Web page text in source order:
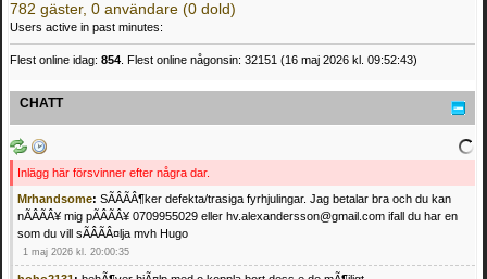
782 gäster, 0 användare (0 dold)
Users active in past minutes:
Flest online idag: 854 . Flest online någonsin: 32151 (16 maj 2026 kl. 09:52:43)
CHATT
Inlägg här försvinner efter några dar.
Mrhandsome: SÃÂÃÂ¶ker defekta/trasiga fyrhjulingar. Jag betalar bra och du kan
nÃÂÃÂ¥ mig pÃÂÃÂ¥ 0709955029 eller hv.alexandersson@gmail.com ifall du har en
som du vill sÃÂÃÂ¤lja mvh Hugo
1 maj 2026 kl. 20:00:35